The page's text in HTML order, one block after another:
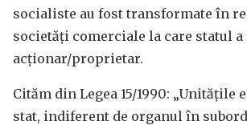
socialiste au fost transformate în
societăți comerciale la care statul
acționar/proprietar.
Cităm din Legea 15/1990: „Unitățile
stat, indiferent de organul în